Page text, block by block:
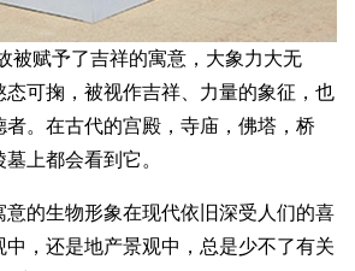
赋予了吉祥的寓意，大象力大无
态可掬，被视作吉祥、力量的象征，也
。在古代的宫殿，寺庙，佛塔，桥
上都会看到它。
的生物形象在现代依旧深受人们的喜
中，还是地产景观中，总是少不了有关